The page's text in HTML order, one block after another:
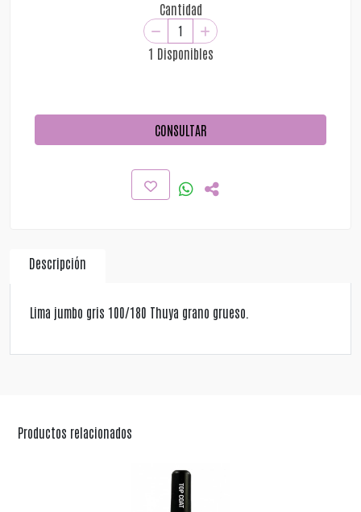
Cantidad
1 Disponibles
CONSULTAR
Descripción
Lima jumbo gris 100/180 Thuya grano grueso.
Productos relacionados